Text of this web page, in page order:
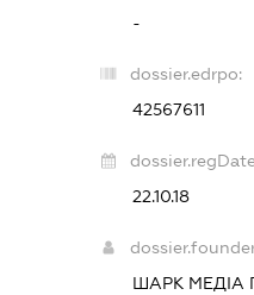
-
dossier.edrpo:
42567611
22.10.18
ШАРК МЕДІА